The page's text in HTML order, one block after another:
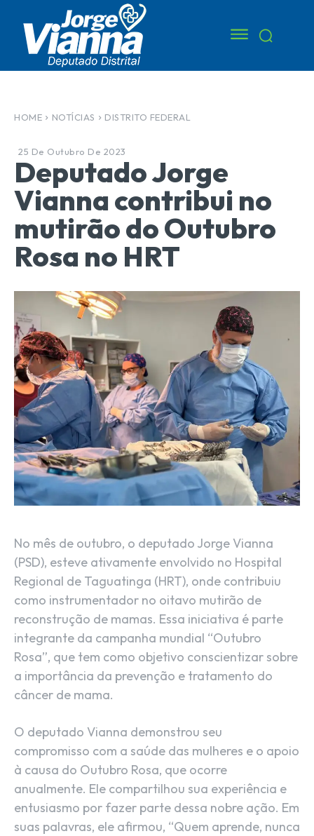
HOME NOTÍCIAS DISTRITO FEDERAL
25 De Outubro De 2023
Deputado Jorge
Vianna contribui no
mutirão do Outubro
Rosa no HRT
No mês de outubro, o deputado Jorge Vianna
(PSD), esteve ativamente envolvido no Hospital
Regional de Taguatinga (HRT), onde contribuiu
como instrumentador no oitavo mutirão de
reconstrução de mamas. Essa iniciativa é parte
integrante da campanha mundial “Outubro
Rosa”, que tem como objetivo conscientizar sobre
a importância da prevenção e tratamento do
câncer de mama.
O deputado Vianna demonstrou seu
compromisso com a saúde das mulheres e o apoio
à causa do Outubro Rosa, que ocorre
anualmente. Ele compartilhou sua experiência e
entusiasmo por fazer parte dessa nobre ação. Em
suas palavras, ele afirmou, “Quem aprende, nunca